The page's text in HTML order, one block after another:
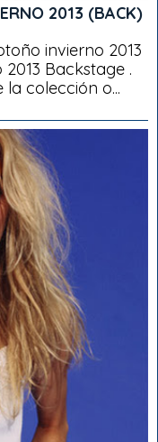
2013 (BACK)
invierno 2013
Backstage .
colección o...